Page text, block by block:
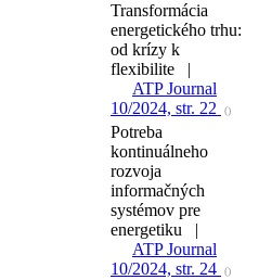
Transformácia
energetického trhu:
od krízy k
flexibilite |
ATP Journal
10/2024, str. 22
()
Potreba
kontinuálneho
rozvoja
informačných
systémov pre
energetiku |
ATP Journal
10/2024, str. 24
()